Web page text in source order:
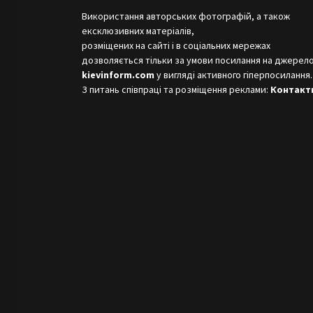
Використання авторських фотографій, а також
ексклюзивних матеріалів,
розміщених на сайті і в соціальних мережах
дозволяється тільки за умови посилання на
kievinform.com у вигляді активного гіперпосилання.
З питань співпраці та розміщення реклами: